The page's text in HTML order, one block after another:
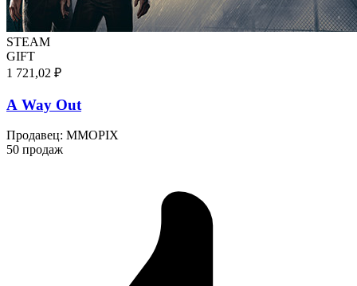
STEAM
GIFT
1 721,02 ₽
A Way Out
Продавец: MMOPIX
50 продаж